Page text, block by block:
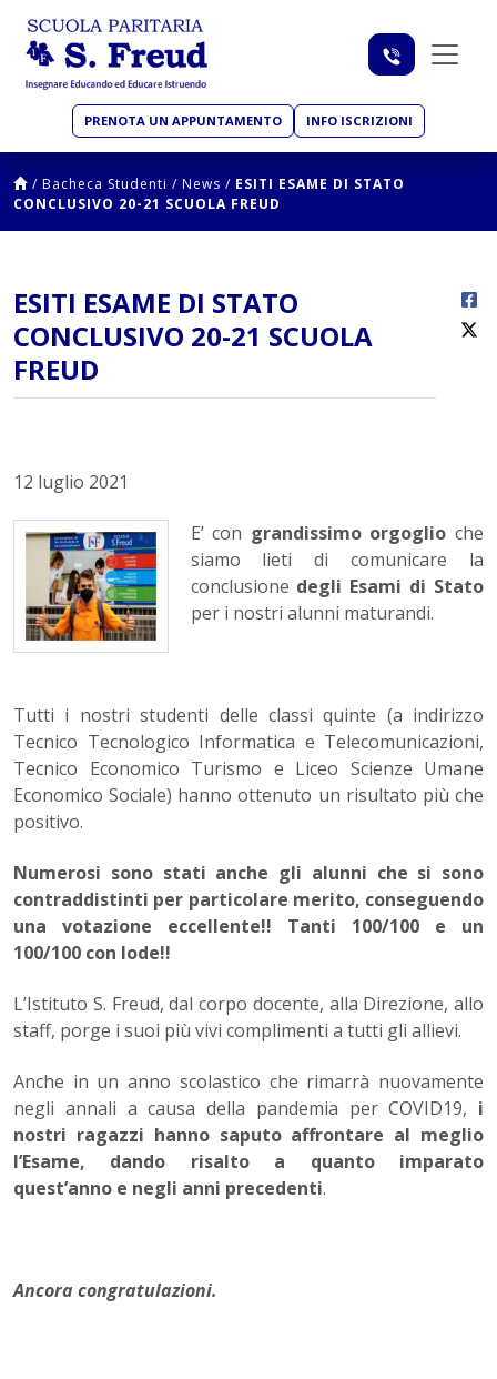
PRENOTA UN APPUNTAMENTO INFO ISCRIZIONI
/ Bacheca Studenti / News / ESITI ESAME DI STATO
CONCLUSIVO 20-21 SCUOLA FREUD
ESITI ESAME DI STATO
CONCLUSIVO 20-21 SCUOLA
FREUD
12 luglio 2021
E’ con grandissimo orgoglio che
siamo lieti di comunicare la
conclusione degli Esami di Stato
per i nostri alunni maturandi.
Tutti i nostri studenti delle classi quinte (a indirizzo
Tecnico Tecnologico Informatica e Telecomunicazioni,
Tecnico Economico Turismo e Liceo Scienze Umane
Economico Sociale) hanno ottenuto un risultato più che
positivo.
Numerosi sono stati anche gli alunni che si sono
contraddistinti per particolare merito, conseguendo
una votazione eccellente!! Tanti 100/100 e un
100/100 con lode!!
L’Istituto S. Freud, dal corpo docente, alla Direzione, allo
staff, porge i suoi più vivi complimenti a tutti gli allievi.
Anche in un anno scolastico che rimarrà nuovamente
negli annali a causa della pandemia per COVID19, i
nostri ragazzi hanno saputo affrontare al meglio
l’Esame, dando risalto a quanto imparato
quest’anno e negli anni precedenti.
Ancora congratulazioni.